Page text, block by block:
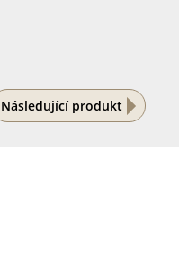
Následující produkt